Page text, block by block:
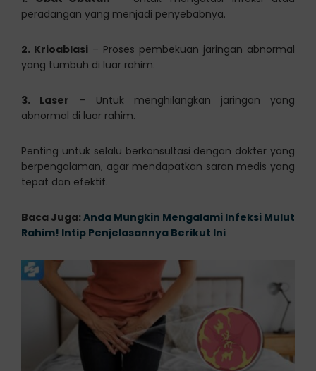
peradangan yang menjadi penyebabnya.
2. Krioablasi – Proses pembekuan jaringan abnormal
yang tumbuh di luar rahim.
3. Laser – Untuk menghilangkan jaringan yang
abnormal di luar rahim.
Penting untuk selalu berkonsultasi dengan dokter yang
berpengalaman, agar mendapatkan saran medis yang
tepat dan efektif.
Baca Juga: Anda Mungkin Mengalami Infeksi Mulut
Rahim! Intip Penjelasannya Berikut Ini